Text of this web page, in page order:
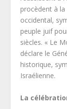
procèdent à
occidental,
peuple juif
siècles. « Le
déclare le
historique,
Israélienne.
La